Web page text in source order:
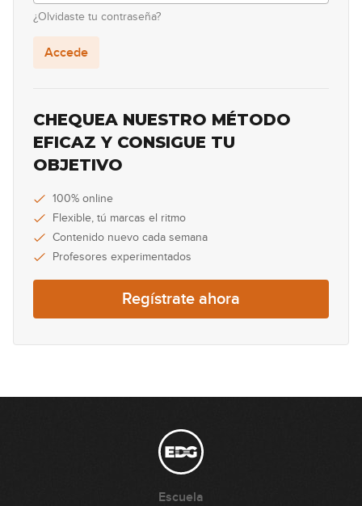
¿Olvidaste tu contraseña?
Accede
CHEQUEA NUESTRO MÉTODO
EFICAZ Y CONSIGUE TU
OBJETIVO
100% online
Flexible, tú marcas el ritmo
Contenido nuevo cada semana
Profesores experimentados
Regístrate ahora
Escuela